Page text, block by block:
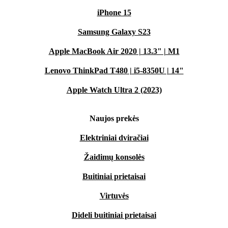
iPhone 15
Samsung Galaxy S23
Apple MacBook Air 2020 | 13.3" | M1
Lenovo ThinkPad T480 | i5-8350U | 14"
Apple Watch Ultra 2 (2023)
Naujos prekės
Elektriniai dviračiai
Žaidimų konsolės
Buitiniai prietaisai
Virtuvės
Dideli buitiniai prietaisai